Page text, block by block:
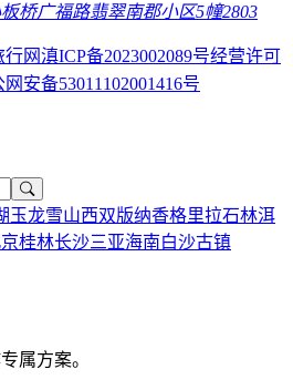
桥广福路翡翠南郡小区5幢2803
行网滇ICP备2023002089号经营许可
安备53011102001416号
玉龙雪山西双版纳香格里拉石林洱
桂林长沙三亚海南 白沙古镇
属方案。